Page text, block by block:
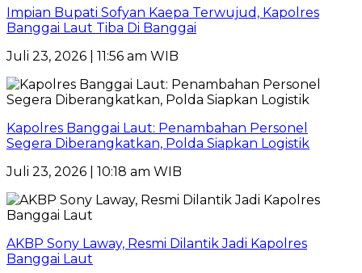
Impian Bupati Sofyan Kaepa Terwujud, Kapolres
Banggai Laut Tiba Di Banggai
Juli 23, 2026 | 11:56 am WIB
Kapolres Banggai Laut: Penambahan Personel
Segera Diberangkatkan, Polda Siapkan Logistik
Juli 23, 2026 | 10:18 am WIB
AKBP Sony Laway, Resmi Dilantik Jadi Kapolres
Banggai Laut